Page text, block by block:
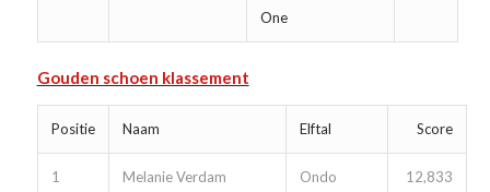
One
Gouden schoen klassement
Positie Naam Elftal Score
1 Melanie Verdam
Ondo
12,833